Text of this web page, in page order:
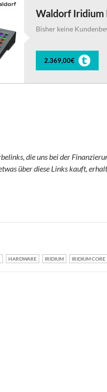
Waldorf
Bisher keine
2.369,00€
die uns bei der
über diese Links kauft,
HARDWARE IRIDIUM IRIDIUM CORE